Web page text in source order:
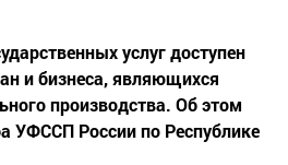
услуг доступен
и бизнеса, являющихся
производства. Об этом
УФССП России по Республике